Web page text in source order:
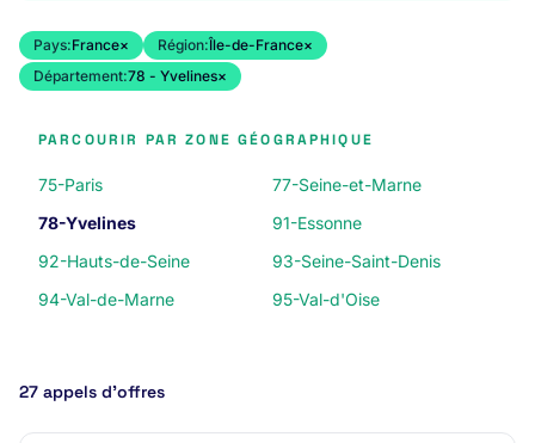
Pays:France× Région:Île-de-France×
Département:78 - Yvelines×
PARCOURIR PAR ZONE GÉOGRAPHIQUE
75-Paris
77-Seine-et-Marne
78-Yvelines
91-Essonne
92-Hauts-de-Seine
93-Seine-Saint-Denis
94-Val-de-Marne
95-Val-d'Oise
27 appels d’offres